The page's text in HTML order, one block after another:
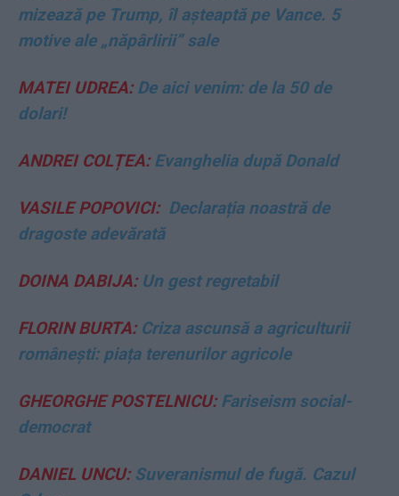
mizează pe Trump, îl așteaptă pe Vance. 5
motive ale „năpârlirii” sale
MATEI UDREA:De aici venim: de la 50 de
dolari!
ANDREI COLȚEA:Evanghelia după Donald
VASILE POPOVICI:Declarația noastră de
dragoste adevărată
DOINA DABIJA:Un gest regretabil
FLORIN BURTA:Criza ascunsă a agriculturii
românești: piața terenurilor agricole
GHEORGHE POSTELNICU:Fariseism social-
democrat
DANIEL UNCU:Suveranismul de fugă. Cazul